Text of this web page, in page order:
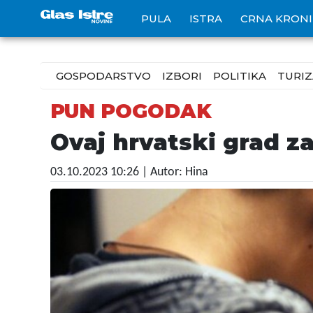
PULA ISTRA CRNA
GOSPODARSTVO IZBORI POLITIKA
PUN POGODAK
Ovaj hrvatski grad
03.10.2023 10:26 | Autor: Hina